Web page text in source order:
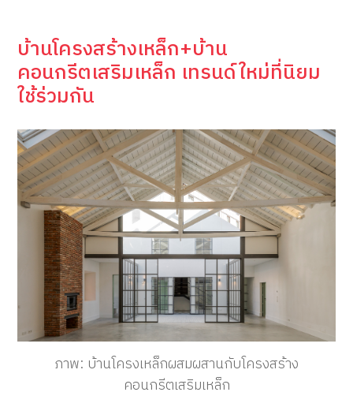
บ้านโครงสร้างเหล็ก+บ้าน
คอนกรีตเสริมเหล็ก เทรนด์ใหม่ที่นิยม
ใช้ร่วมกัน
ภาพ: บ้านโครงเหล็กผสมผสานกับโครงสร้าง
คอนกรีตเสริมเหล็ก